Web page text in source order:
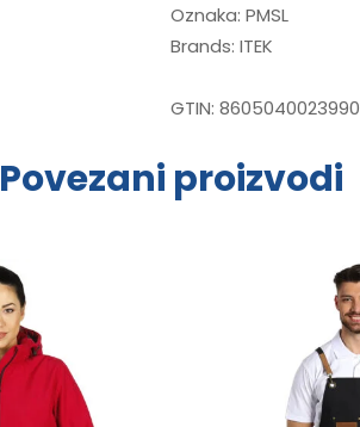
Oznaka: PMSL
Brands: ITEK
GTIN: 8605040023990
Povezani proizvodi